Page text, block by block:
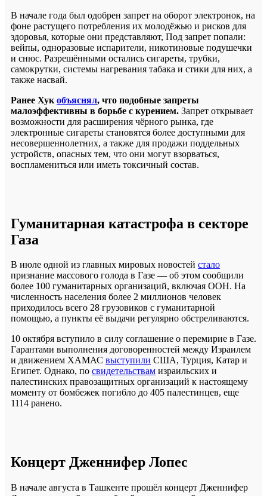
В начале года был одобрен запрет на оборот электронок, на
фоне растущего потребления их молодёжью и рисков для
здоровья, которые они представляют, Под запрет попали:
вейпы, одноразовые испарители, никотиновые подушечки
и снюс. Разрешёнными остались сигареты, трубки,
самокрутки, системы нагревания табака и стики для них, а
также насвай.
Ранее Хук объяснял, что подобные запреты
малоэффективны в борьбе с курением. Запрет открывает
возможности для расширения чёрного рынка, где
электронные сигареты становятся более доступными для
несовершеннолетних, а также для продажи поддельных
устройств, опасных тем, что они могут взорваться,
воспламениться или иметь токсичный состав.
Гуманитарная катастрофа в секторе
Газа
В июле одной из главных мировых новостей стало
признание массового голода в Газе — об этом сообщили
более 100 гуманитарных организаций, включая ООН. На
численность населения более 2 миллионов человек
приходилось всего 28 грузовиков с гуманитарной
помощью, а пункты её выдачи регулярно обстреливаются.
10 октября вступило в силу соглашение о перемирие в Газе.
Гарантами выполнения договоренностей между Израилем
и движением ХАМАС выступили США, Турция, Катар и
Египет. Однако, по свидетельствам израильских и
палестинских правозащитных организаций к настоящему
моменту от бомбежек погибло до 405 палестинцев, еще
1114 ранено.
Концерт Дженнифер Лопес
В начале августа в Ташкенте прошёл концерт Дженнифер